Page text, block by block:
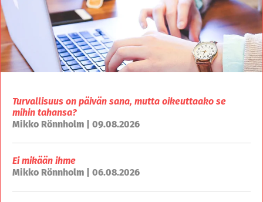
Turvallisuus on päivän sana, mutta oikeuttaako se
mihin tahansa?
Mikko Rönnholm | 09.08.2026
Ei mikään ihme
Mikko Rönnholm | 06.08.2026